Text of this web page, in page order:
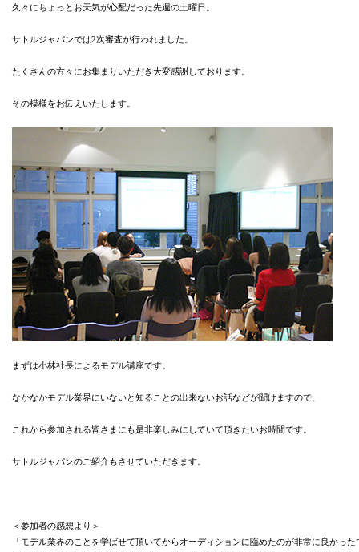
久々にちょっとお天気が心配だった先週の土曜日。
サトルジャパンでは2次審査が行われました。
たくさんの方々にお集まりいただき大変感謝しております。
その模様をお伝えいたします。
まずは小林社長によるモデル講座です。
なかなかモデル業界にいないと知ることの出来ないお話などが聞けますので、
これから参加される皆さまにも是非楽しみにしていて頂きたいお時間です。
サトルジャパンのご紹介もさせていただきます。
＜参加者の感想より＞
「モデル業界のことを学ばせて頂いてからオーディションに臨めたのが非常に良かった